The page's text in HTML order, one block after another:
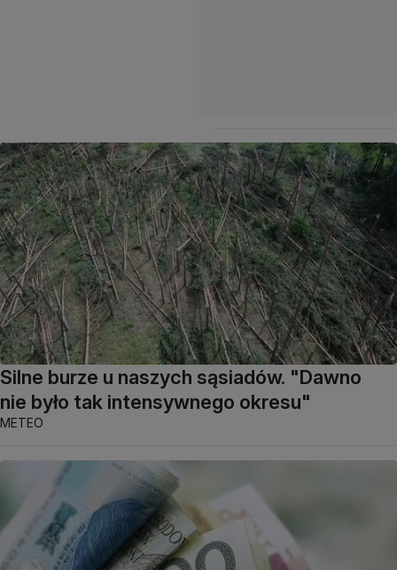
Silne burze u naszych sąsiadów. "Dawno
nie było tak intensywnego okresu"
METEO